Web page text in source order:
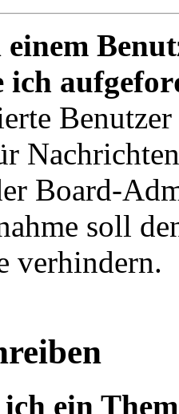
einem
ich
Board-
soll
verhindern.
ein